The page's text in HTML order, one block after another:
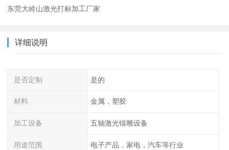
东莞大岭山激光打标加工厂家
详细说明
是否定制 是的
材料 金属，塑胶
加工设备 五轴激光镭雕设备
用途范围 电子产品，家电，汽车等行业